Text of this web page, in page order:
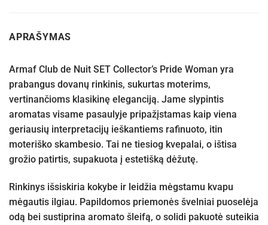
APRAŠYMAS
Armaf Club de Nuit SET Collector’s Pride Woman yra
prabangus dovanų rinkinis, sukurtas moterims,
vertinančioms klasikinę eleganciją. Jame slypintis
aromatas visame pasaulyje pripažįstamas kaip viena
geriausių interpretacijų ieškantiems rafinuoto, itin
moteriško skambesio. Tai ne tiesiog kvepalai, o ištisa
grožio patirtis, supakuota į estetišką dėžutę.
Rinkinys išsiskiria kokybe ir leidžia mėgstamu kvapu
mėgautis ilgiau. Papildomos priemonės švelniai puoselėja
odą bei sustiprina aromato šleifą, o solidi pakuotė suteikia